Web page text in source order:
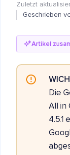
Zuletzt
Geschrieben
Artikel
Die
All in
4.5.1